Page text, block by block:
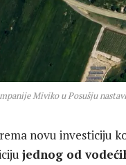
Miviko u Posušju
novu investiciju
jednog od